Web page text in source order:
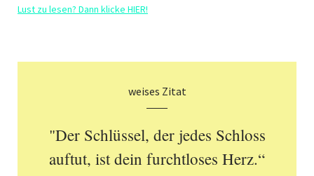
Lust zu lesen? Dann klicke HIER!
weises Zitat
"Der Schlüssel, der jedes Schloss
auftut, ist dein furchtloses Herz.“